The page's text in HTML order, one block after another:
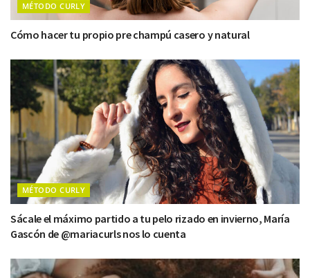
MÉTODO CURLY
Cómo hacer tu propio pre champú casero y natural
MÉTODO CURLY
Sácale el máximo partido a tu pelo rizado en invierno, María
Gascón de @mariacurls nos lo cuenta